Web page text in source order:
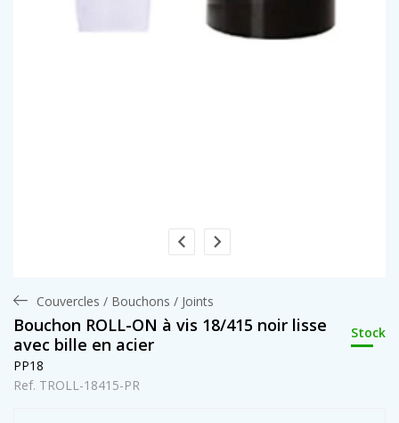
Couvercles / Bouchons / Joints
Bouchon ROLL-ON à vis 18/415 noir lisse
avec bille en acier
Stock
PP18
Ref. TROLL-18415-PR